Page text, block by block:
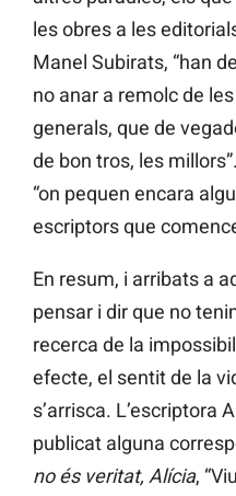
les obres a les
Manel Subirats, “han
no anar a remolc de
generals, que de
de bon tros, les
“on pequen encara
escriptors que
En resum, i arribats a
pensar i dir que no
recerca de la
efecte, el sentit de la
s’arrisca. L’escriptora
publicat alguna
no és veritat, Alícia,